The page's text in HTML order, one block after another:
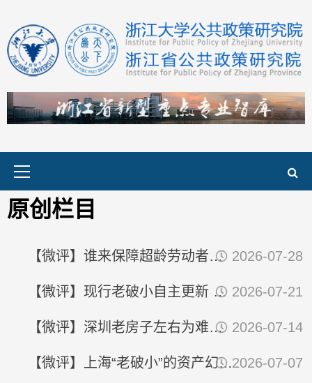
原创栏目
【微评】谁来保障超龄劳动者的权益？ 2026-07-28
【微评】现行老破小自主更新 和大多数人没有关系 2026-07-21
【微评】深圳老房子左右为难：被城中村挤压 被城市繁华遗忘 2026-07-14
【微评】上海“老破小”的资产幻觉：彩票撕了 钱包漏了2026-07-07